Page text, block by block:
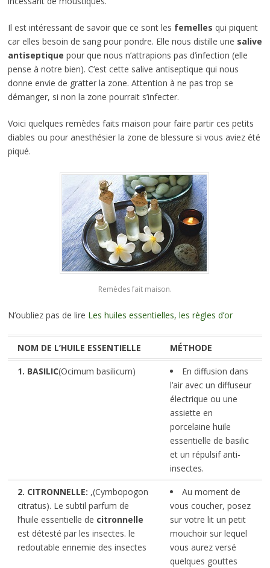
Il est intéressant de savoir que ce sont les femelles qui piquent
car elles besoin de sang pour pondre. Elle nous distille une salive
antiseptique pour que nous n’attrapions pas d’infection (elle
pense à notre bien). C’est cette salive antiseptique qui nous
donne envie de gratter la zone. Attention à ne pas trop se
démanger, si non la zone pourrait s’infecter.
Voici quelques remèdes faits maison pour faire partir ces petits
diables ou pour anesthésier la zone de blessure si vous aviez été
piqué.
Remèdes fait maison.
N’oubliez pas de lire Les huiles essentielles, les règles d’or
NOM DE L’HUILE ESSENTIELLE MÉTHODE
1. BASILIC(Ocimum basilicum)
En diffusion dans
l’air avec un diffuseur
électrique ou une
assiette en
porcelaine huile
essentielle de basilic
et un répulsif anti-
insectes.
2. CITRONNELLE: ,(Cymbopogon
citratus). Le subtil parfum de
l’huile essentielle de citronnelle
est détesté par les insectes. le
redoutable ennemie des insectes
Au moment de
vous coucher, posez
sur votre lit un petit
mouchoir sur lequel
vous aurez versé
quelques gouttes